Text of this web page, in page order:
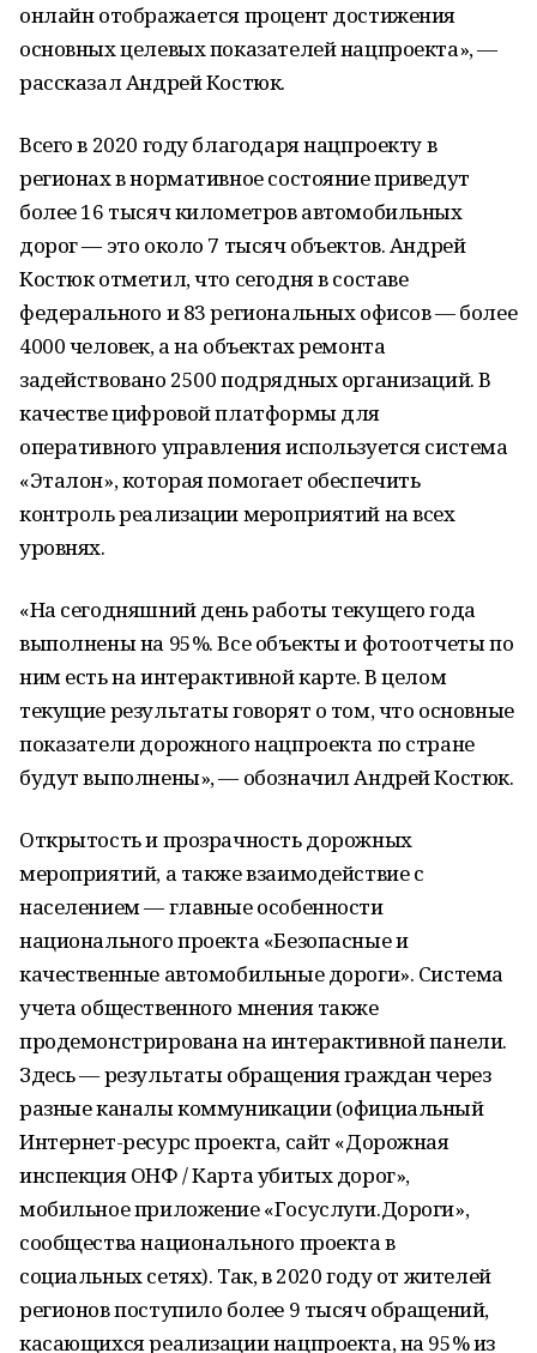
онлайн отображается процент достижения
основных целевых показателей нацпроекта», ―
рассказал Андрей Костюк.
Всего в 2020 году благодаря нацпроекту в
регионах в нормативное состояние приведут
более 16 тысяч километров автомобильных
дорог — это около 7 тысяч объектов. Андрей
Костюк отметил, что сегодня в составе
федерального и 83 региональных офисов — более
4000 человек, а на объектах ремонта
задействовано 2500 подрядных организаций. В
качестве цифровой платформы для
оперативного управления используется система
«Эталон», которая помогает обеспечить
контроль реализации мероприятий на всех
уровнях.
«На сегодняшний день работы текущего года
выполнены на 95%. Все объекты и фотоотчеты по
ним есть на интерактивной карте. В целом
текущие результаты говорят о том, что основные
показатели дорожного нацпроекта по стране
будут выполнены», ― обозначил Андрей Костюк.
Открытость и прозрачность дорожных
мероприятий, а также взаимодействие с
населением — главные особенности
национального проекта «Безопасные и
качественные автомобильные дороги». Система
учета общественного мнения также
продемонстрирована на интерактивной панели.
Здесь ― результаты обращения граждан через
разные каналы коммуникации (официальный
Интернет-ресурс проекта, сайт «Дорожная
инспекция ОНФ / Карта убитых дорог»,
мобильное приложение «Госуслуги.Дороги»,
сообщества национального проекта в
социальных сетях). Так, в 2020 году от жителей
регионов поступило более 9 тысяч обращений,
касающихся реализации нацпроекта, на 95% из